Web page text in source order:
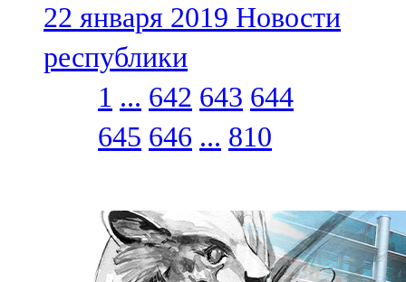
22 января 2019 Новости
республики
1 ... 642 643 644
645 646 ... 810